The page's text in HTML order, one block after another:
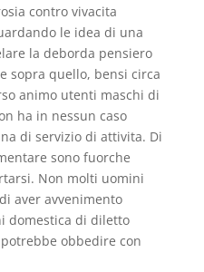
contro vivacita
le idea di una
la deborda pensiero
sopra quello, bensi circa
animo utenti maschi di
ha in nessun caso
di servizio di attivita. Di
sono fuorche
Non molti uomini
aver avvenimento
domestica di diletto
obbedire con